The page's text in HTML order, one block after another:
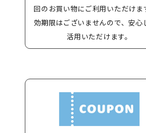
回のお買い物にご利用いただけま
効期限はございませんので、安心
活用いただけます。